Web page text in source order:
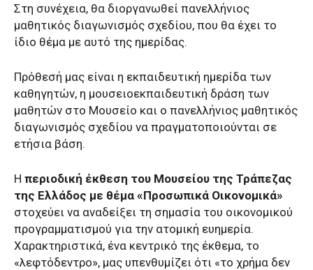
Στη συνέχεια, θα διοργανωθεί πανελλήνιος
μαθητικός διαγωνισμός σχεδίου, που θα έχει το
ίδιο θέμα με αυτό της ημερίδας.
Πρόθεσή μας είναι η εκπαιδευτική ημερίδα των
καθηγητών, η μουσειοεκπαιδευτική δράση των
μαθητών στο Μουσείο και ο πανελλήνιος μαθητικός
διαγωνισμός σχεδίου να πραγματοποιούνται σε
ετήσια βάση.
Η περιοδική έκθεση του Μουσείου της Τράπεζας
της Ελλάδος με θέμα «Προσωπικά Οικονομικά»
στοχεύει να αναδείξει τη σημασία του οικονομικού
προγραμματισμού για την ατομική ευημερία.
Χαρακτηριστικά, ένα κεντρικό της έκθεμα, το
«λεφτόδεντρο», μας υπενθυμίζει ότι «το χρήμα δεν